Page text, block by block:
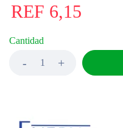
REF 6,15
Cantidad